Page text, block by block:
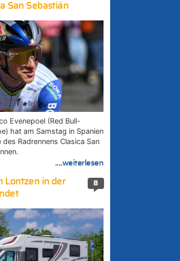
San Sebastián
Evenepoel (Red Bull-
hat am Samstag in Spanien
Radrennens Clasica San
....weiterlesen
8
Lontzen in der